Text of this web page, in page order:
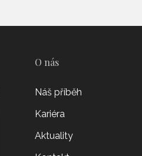
O nás
Náš příběh
Kariéra
Aktuality